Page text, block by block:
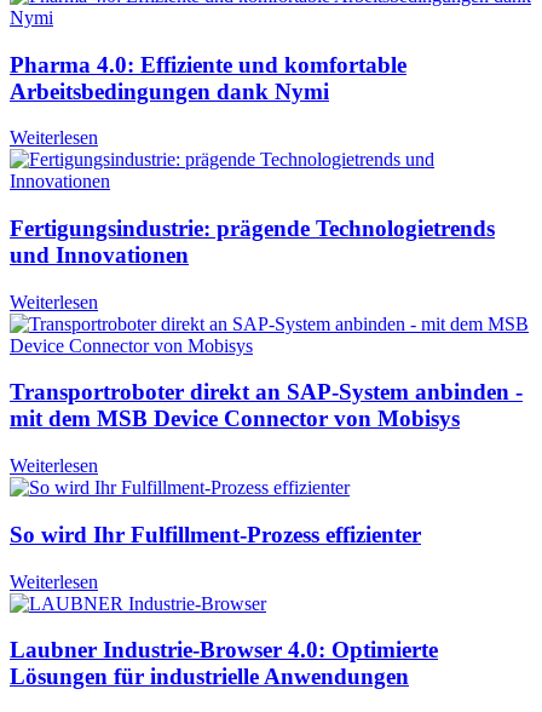
Pharma 4.0: Effiziente und komfortable
Arbeitsbedingungen dank Nymi
Weiterlesen
Fertigungsindustrie: prägende Technologietrends
und Innovationen
Weiterlesen
Transportroboter direkt an SAP-System anbinden -
mit dem MSB Device Connector von Mobisys
Weiterlesen
So wird Ihr Fulfillment-Prozess effizienter
Weiterlesen
Laubner Industrie-Browser 4.0: Optimierte
Lösungen für industrielle Anwendungen